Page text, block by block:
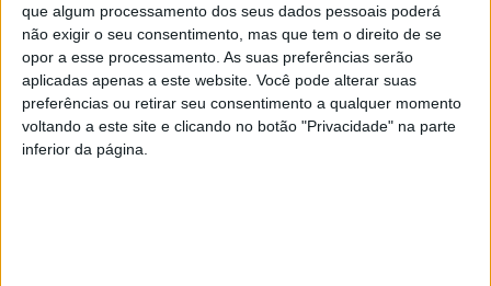
que algum processamento dos seus dados pessoais poderá
não exigir o seu consentimento, mas que tem o direito de se
opor a esse processamento. As suas preferências serão
aplicadas apenas a este website. Você pode alterar suas
preferências ou retirar seu consentimento a qualquer momento
voltando a este site e clicando no botão "Privacidade" na parte
inferior da página.
Este é o terceiro Espaço do Cidadão a abrir portas no
concelho de Tondela e o segundo a funcionar numa freguesia.
Além da cidade de Tondela (no edifício em frente à Câmara
Municipal), este serviço está disponível em Santiago de
Besteiros (Junta de Freguesia) e agora também na Vila de
São João do Monte.